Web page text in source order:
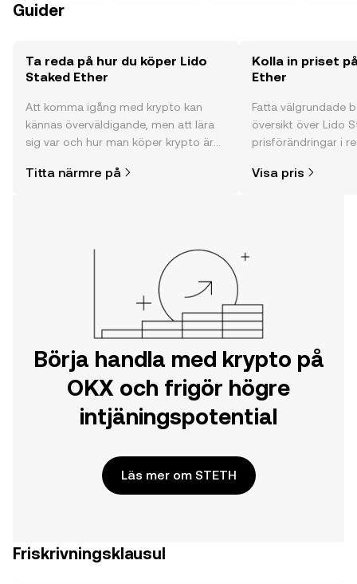
Guider
Ta reda på hur du köper Lido
Staked Ether
Att komma igång med krypto kan
kännas överväldigande, men att lära
sig var och hur man köper krypto är
din resa på OKX mobilapp eller direkt
Titta närmre på
Kolla in priset
Ether
Fatta välgrundade
översikt över Lido
prisförändringar i
mycket mer.
Visa pris
Börja handla med krypto på
OKX och frigör högre
intjäningspotential
Läs mer om STETH
Friskrivningsklausul